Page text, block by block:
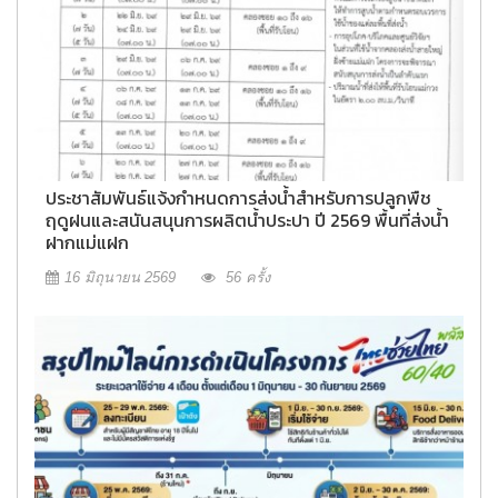
ประชาสัมพันธ์แจ้งกำหนดการส่งน้ำสำหรับการปลูกพืช
ฤดูฝนและสนันสนุนการผลิตน้ำประปา ปี 2569 พื้นที่ส่งน้ำ
ฝากแม่แฝก
16 มิถุนายน 2569 56 ครั้ง